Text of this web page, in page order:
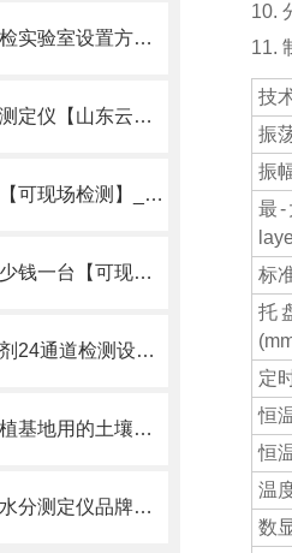
小区超市食品安全快检实验室设置方案【高度智能化】小区超市食品安全实验室
食品中二氧化硫快速测定仪【山东云唐制造】甄选食品中二氧化硫快速测定仪
云唐作物营养诊断仪【可现场检测】_2022主流甄选作物营养诊断仪
消毒检测仪器设备多少钱一台【可现场检测】_2022消毒检测仪器设备
食品重金属含量添加剂24通道检测设备选农贸市场食品重金属检测设备
推荐几款基层农技种植基地用的土壤肥料养分检测设备
卡尔费休库仑法微量水分测定仪品牌推荐云唐精选卡尔费休水分测定仪
10.
11.
技
振
振
最-
标
托
定
恒
恒
温
数